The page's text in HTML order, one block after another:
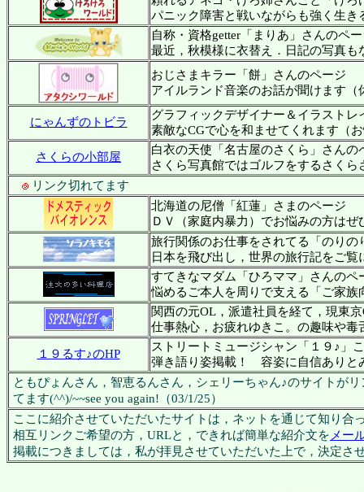
パニック障害と戦いながらも強く生き
自称・資格getter「まりあ」さんのペ
最近，秋模様に衣替え．日記の写真も
おじさまキラー「餅」さんのページ
アイルランド音楽のお話が聞けます（
にゃんずのトビラ
グラフィックデザイナー＆イラスト
素敵なCGで心を和ませてくれます（
さくらの小部屋
白衣の天使「名古屋のさくら」さんの
さくら写真館ではゴルフをするさく
リンク切れてます
北海道の尼僧「紅蓮」さまのページ
ＤＶ（家庭内暴力）でお悩みの方は
旅行関係のお仕事をされてる「のりの
日本を飛び出し，世界の旅行記をご
すてきなマダム「ひろママ」さんのペ
悩めるご本人を周りで支える「ご家
関西の元OL，派遣社員を経て，現東
仕事熱心，お疲れゆきこ。の趣味や
１９るす♪のHP
ストリートミュージシャン「１９♪」
弾き語り姿掲載！ 容姿に自信ありと
ともぴょんさん，智恵るんさん，シェリーちゃん♪のサイトが
てます(^^)/~~see you again!（03/1/25）
ここに紹介させていただいたサイトは，ネットを通じて知り合
相互リンクご希望の方，URLと，できれば簡単な紹介文をメー
掲載につきましては，私が拝見させていただいた上で，決定さ